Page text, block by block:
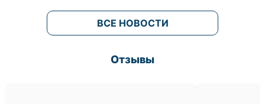
ВСЕ НОВОСТИ
Отзывы